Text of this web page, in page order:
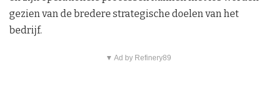
gezien van de bredere strategische doelen van het
bedrijf.
▼ Ad by Refinery89